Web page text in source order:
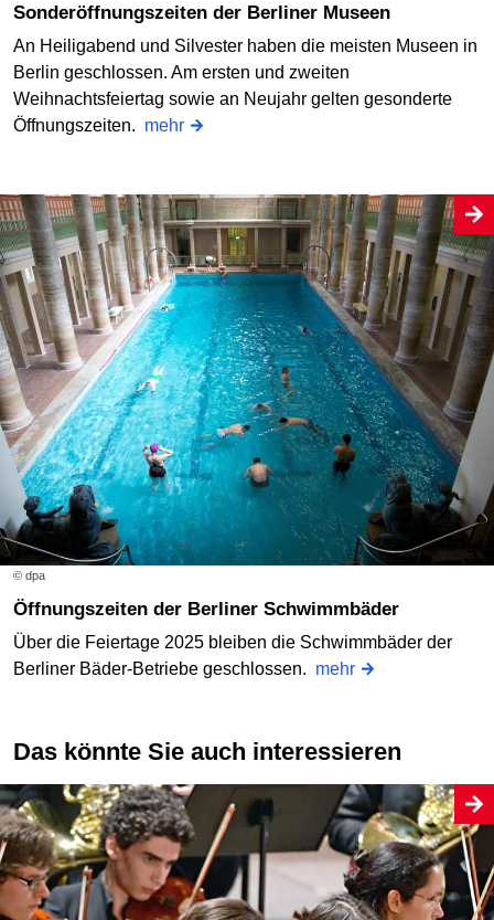
Sonderöffnungszeiten der Berliner Museen
An Heiligabend und Silvester haben die meisten Museen in
Berlin geschlossen. Am ersten und zweiten
Weihnachtsfeiertag sowie an Neujahr gelten gesonderte
Öffnungszeiten. mehr
© dpa
Öffnungszeiten der Berliner Schwimmbäder
Über die Feiertage 2025 bleiben die Schwimmbäder der
Berliner Bäder-Betriebe geschlossen. mehr
Das könnte Sie auch interessieren